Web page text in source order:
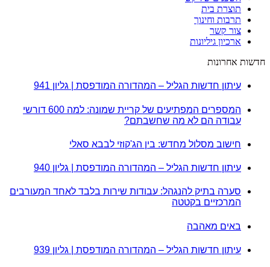
תוצרת בית
תרבות וחינוך
צור קשר
ארכיון גיליונות
חדשות אחרונות
עיתון חדשות הגליל – המהדורה המודפסת | גליון 941
המספרים המפתיעים של קריית שמונה: למה 600 דורשי
עבודה הם לא מה שחשבתם?
חישוב מסלול מחדש: בין הג'קוזי לבבא סאלי
עיתון חדשות הגליל – המהדורה המודפסת | גליון 940
סערה בתיק להנגהל: עבודות שירות בלבד לאחד המעורבים
המרכזיים בקטטה
באים מאהבה
עיתון חדשות הגליל – המהדורה המודפסת | גליון 939